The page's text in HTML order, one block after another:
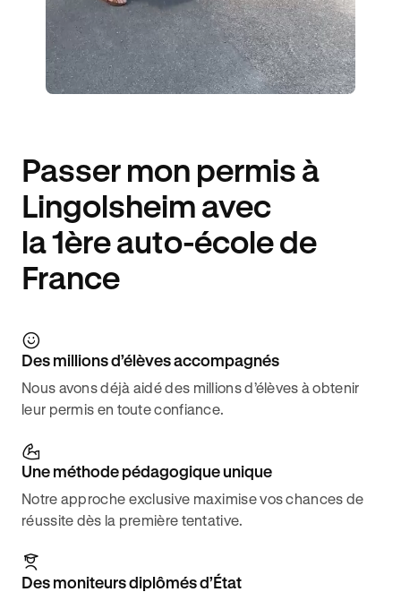
Passer mon permis à
Lingolsheim avec
la 1ère auto-école de
France
Des millions d’élèves accompagnés
Nous avons déjà aidé des millions d’élèves à obtenir
leur permis en toute confiance.
Une méthode pédagogique unique
Notre approche exclusive maximise vos chances de
réussite dès la première tentative.
Des moniteurs diplômés d’État